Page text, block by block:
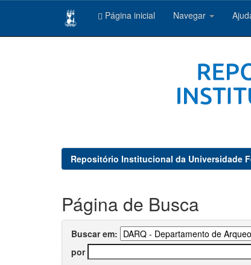
Página inicial Navegar
Repositório Institucional da Universidade
Página de Busca
Buscar em:
por